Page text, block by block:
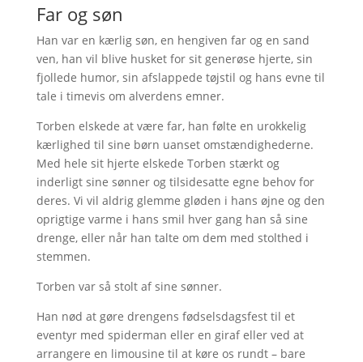
Far og søn
Han var en kærlig søn, en hengiven far og en sand
ven, han vil blive husket for sit generøse hjerte, sin
fjollede humor, sin afslappede tøjstil og hans evne til
tale i timevis om alverdens emner.
Torben elskede at være far, han følte en urokkelig
kærlighed til sine børn uanset omstændighederne.
Med hele sit hjerte elskede Torben stærkt og
inderligt sine sønner og tilsidesatte egne behov for
deres. Vi vil aldrig glemme gløden i hans øjne og den
oprigtige varme i hans smil hver gang han så sine
drenge, eller når han talte om dem med stolthed i
stemmen.
Torben var så stolt af sine sønner.
Han nød at gøre drengens fødselsdagsfest til et
eventyr med spiderman eller en giraf eller ved at
arrangere en limousine til at køre os rundt – bare